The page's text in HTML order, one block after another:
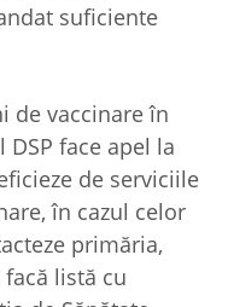
suficiente
de vaccinare în
face apel la
de serviciile
în cazul celor
primăria,
listă cu